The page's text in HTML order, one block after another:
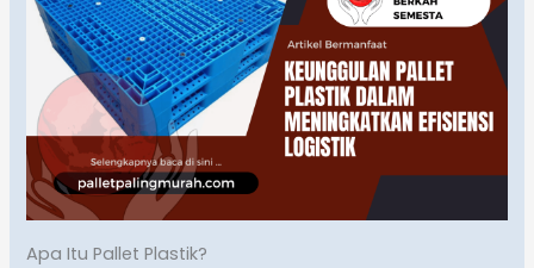
Apa Itu Pallet Plastik?